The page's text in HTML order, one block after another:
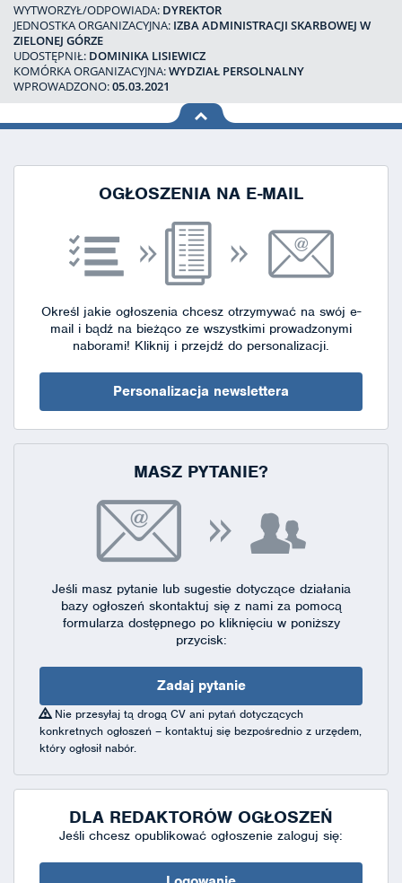
WYTWORZYŁ/ODPOWIADA: DYREKTOR
JEDNOSTKA ORGANIZACYJNA: IZBA ADMINISTRACJI SKARBOWEJ W
ZIELONEJ GÓRZE
UDOSTĘPNIŁ: DOMINIKA LISIEWICZ
KOMÓRKA ORGANIZACYJNA:WYDZIAŁ PERSOLNALNY
WPROWADZONO:05.03.2021
na górę
OGŁOSZENIA NA E-MAIL
Określ jakie ogłoszenia chcesz otrzymywać na swój e-
mail i bądź na bieżąco ze wszystkimi prowadzonymi
naborami! Kliknij i przejdź do personalizacji.
Personalizacja newslettera
MASZ PYTANIE?
Jeśli masz pytanie lub sugestie dotyczące działania
bazy ogłoszeń skontaktuj się z nami za pomocą
formularza dostępnegopo kliknięciu w poniższy
przycisk:
Zadaj pytanie
Nie przesyłaj tą drogą CV ani pytań dotyczących
konkretnych ogłoszeń – kontaktuj się bezpośrednio z urzędem,
który ogłosił nabór.
DLA REDAKTORÓW OGŁOSZEŃ
Jeśli chcesz opublikować ogłoszenie zaloguj się: